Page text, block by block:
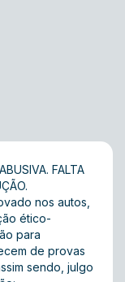
FALTA
nos autos,
ético-
para
de provas
sendo, julgo